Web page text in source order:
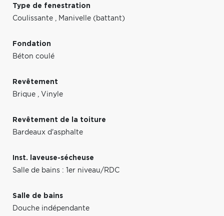
Type de fenestration
Coulissante , Manivelle (battant)
Fondation
Béton coulé
Revêtement
Brique , Vinyle
Revêtement de la toiture
Bardeaux d'asphalte
Inst. laveuse-sécheuse
Salle de bains : 1er niveau/RDC
Salle de bains
Douche indépendante